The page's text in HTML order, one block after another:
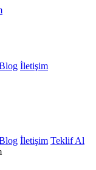
İletişim
İletişim Teklif Al